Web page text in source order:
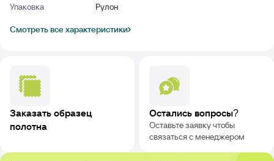
Упаковка
Рулон
Смотреть все характеристики
Заказать образец
полотна
Остались вопросы?
Оставьте заявку чтобы
связаться с менеджером